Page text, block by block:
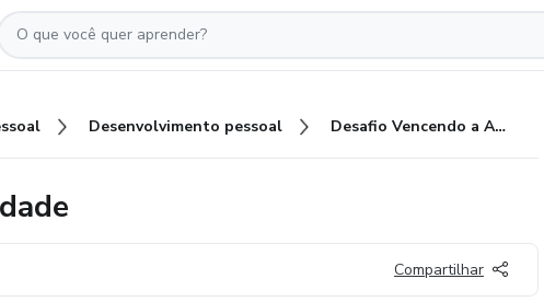
Desenvolvimento pessoal Desafio Vencendo a Ansiedade
Compartilhar